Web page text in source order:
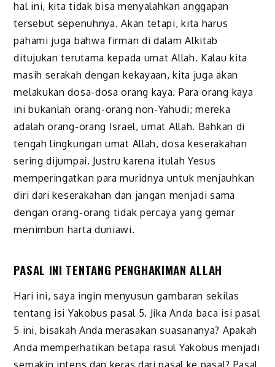
hal ini, kita tidak bisa menyalahkan anggapan
tersebut sepenuhnya. Akan tetapi, kita harus
pahami juga bahwa firman di dalam Alkitab
ditujukan terutama kepada umat Allah. Kalau kita
masih serakah dengan kekayaan, kita juga akan
melakukan dosa-dosa orang kaya. Para orang kaya
ini bukanlah orang-orang non-Yahudi; mereka
adalah orang-orang Israel, umat Allah. Bahkan di
tengah lingkungan umat Allah, dosa keserakahan
sering dijumpai. Justru karena itulah Yesus
memperingatkan para muridnya untuk menjauhkan
diri dari keserakahan dan jangan menjadi sama
dengan orang-orang tidak percaya yang gemar
menimbun harta duniawi.
PASAL INI TENTANG PENGHAKIMAN ALLAH
Hari ini, saya ingin menyusun gambaran sekilas
tentang isi Yakobus pasal 5. Jika Anda baca isi pasal
5 ini, bisakah Anda merasakan suasananya? Apakah
Anda memperhatikan betapa rasul Yakobus menjadi